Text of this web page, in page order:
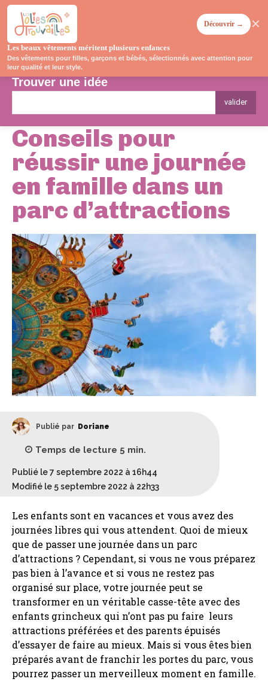
Trouver une idée
valider
Conseils pour
réussir une journée
en famille dans un
parc d’attractions
Publié par Doriane
Temps de lecture 5 min.
Publié le 7 septembre 2022 à 16h44
Modifié le 5 septembre 2022 à 22h33
Les enfants sont en vacances et vous avez des
journées libres qui vous attendent. Quoi de mieux
que de passer une journée dans un parc
d’attractions ? Cependant, si vous ne vous préparez
pas bien à l’avance et si vous ne restez pas
organisé sur place, votre journée peut se
transformer en un véritable casse-tête avec des
enfants grincheux qui n’ont pas pu faire leurs
attractions préférées et des parents épuisés
d’essayer de faire au mieux. Mais si vous êtes bien
préparés avant de franchir les portes du parc, vous
pourrez passer un merveilleux moment en famille.
Les beaux vêtements méritent plusieurs enfances
Des vêtements pour filles, garçons et bébés, sélectionnés avec attention pour
leur qualité et leur style.
Découvrir → ✕